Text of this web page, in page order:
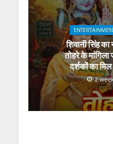
शिवानी सिंह
तोहरे के
दर्शकों का मिल
2